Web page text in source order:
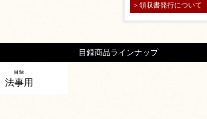
＞領収書発行について
目録商品ラインナップ
目録
法事用